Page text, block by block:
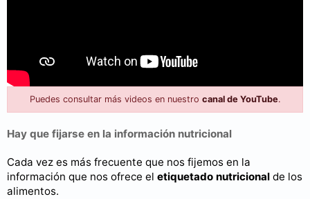
Puedes consultar más videos en nuestro canal de YouTube.
Hay que fijarse en la información nutricional
Cada vez es más frecuente que nos fijemos en la
información que nos ofrece el etiquetado nutricional de los
alimentos.